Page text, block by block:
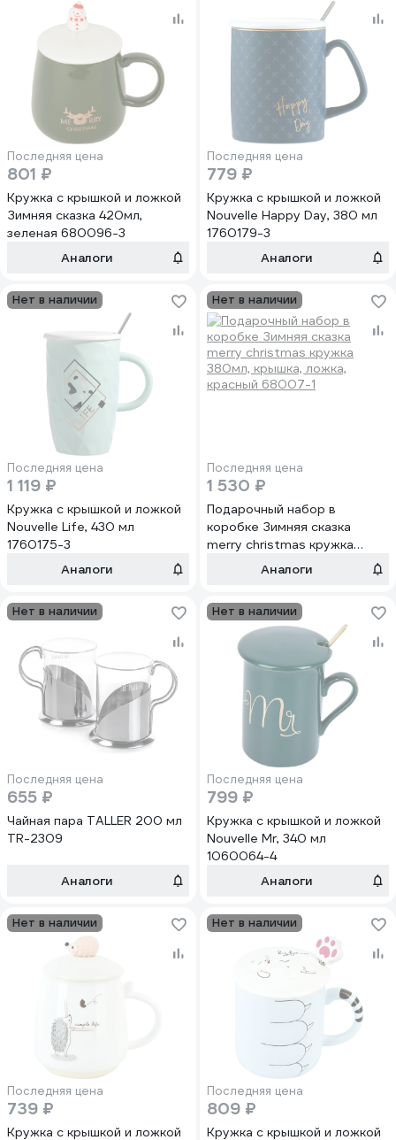
Последняя цена
801 ₽
Кружка с крышкой и ложкой
Зимняя сказка 420мл,
зеленая 680096-3
Аналоги
Последняя цена
779 ₽
Кружка с крышкой и ложкой
Nouvelle Happy Day, 380 мл
1760179-3
Аналоги
Нет в наличии
Последняя цена
1 119 ₽
Кружка с крышкой и ложкой
Nouvelle Life, 430 мл
1760175-3
Аналоги
Нет в наличии
Последняя цена
1 530 ₽
Подарочный набор в
коробке Зимняя сказка
merry christmas кружка
380мл, крышка, ложка,
Аналоги
Нет в наличии
Последняя цена
655 ₽
Чайная пара TALLER 200 мл
TR-2309
Аналоги
Нет в наличии
Последняя цена
799 ₽
Кружка с крышкой и ложкой
Nouvelle Mr, 340 мл
1060064-4
Аналоги
Нет в наличии
Последняя цена
739 ₽
Кружка с крышкой и ложкой
Нет в наличии
Последняя цена
809 ₽
Кружка с крышкой и ложкой